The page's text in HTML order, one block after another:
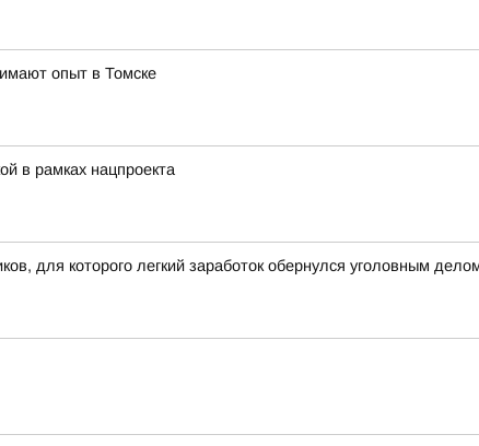
опыт в Томске
в рамках нацпроекта
для которого легкий заработок обернулся уголовным